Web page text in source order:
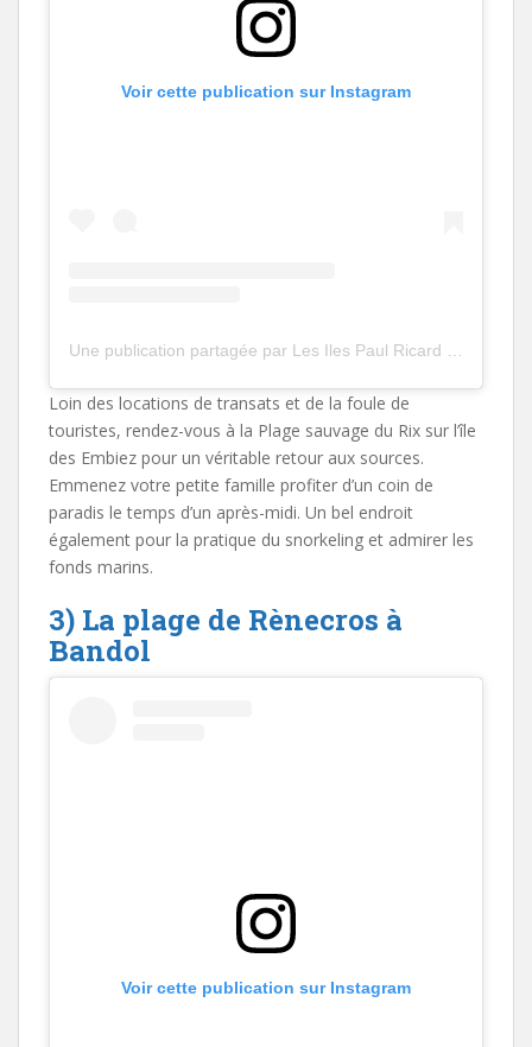
Voir cette publication sur Instagram
Loin des locations de transats et de la foule de
touristes, rendez-vous à la Plage sauvage du Rix sur l’île
des Embiez pour un véritable retour aux sources.
Emmenez votre petite famille profiter d’un coin de
paradis le temps d’un après-midi. Un bel endroit
également pour la pratique du snorkeling et admirer les
fonds marins.
3) La plage de Rènecros à
Bandol
Voir cette publication sur Instagram